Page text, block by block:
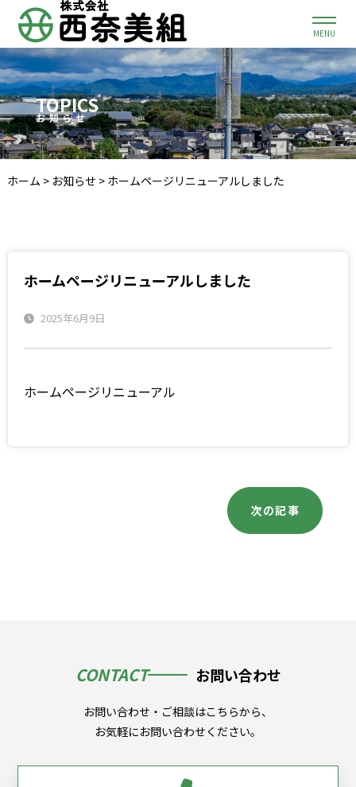
MENU
TOPICS
お知らせ
ホーム > お知らせ > ホームページリニューアルしました
ホームページリニューアルしました
2025年6月9日
ホームページリニューアル
次の記事
CONTACT お問い合わせ
お問い合わせ・ご相談はこちらから、
お気軽にお問い合わせください。